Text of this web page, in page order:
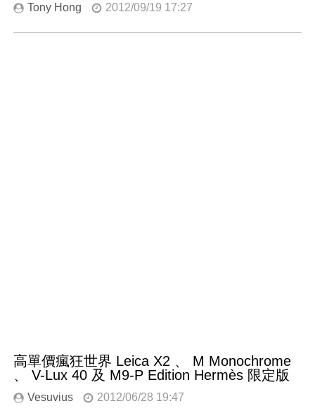
Tony Hong 2012/09/19 17:27
高單價瘋狂世界 Leica X2 、 M Monochrome
、 V-Lux 40 及 M9-P Edition Hermès 限定版
Vesuvius 2012/06/28 19:47